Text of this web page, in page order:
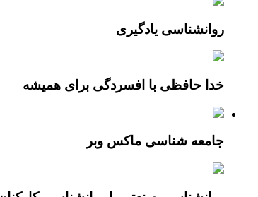
روانشناسی یادگیری
خدا حافظی با افسردگی برای همیشه
جامعه شناسی ماکس وبر